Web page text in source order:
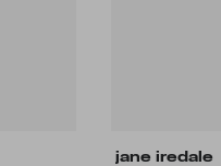
jane iredale